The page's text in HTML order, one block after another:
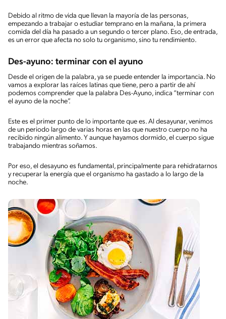
Debido al ritmo de vida que llevan la mayoría de las personas,
empezando a trabajar o estudiar temprano en la mañana, la primera
comida del día ha pasado a un segundo o tercer plano. Eso, de entrada,
es un error que afecta no solo tu organismo, sino tu rendimiento.
Des-ayuno: terminar con el ayuno
Desde el origen de la palabra, ya se puede entender la importancia. No
vamos a explorar las raíces latinas que tiene, pero a partir de ahí
podemos comprender que la palabra Des-Ayuno, indica “terminar con
el ayuno de la noche”.
Este es el primer punto de lo importante que es. Al desayunar, venimos
de un periodo largo de varias horas en las que nuestro cuerpo no ha
recibido ningún alimento. Y aunque hayamos dormido, el cuerpo sigue
trabajando mientras soñamos.
Por eso, el desayuno es fundamental, principalmente para rehidratarnos
y recuperar la energía que el organismo ha gastado a lo largo de la
noche.